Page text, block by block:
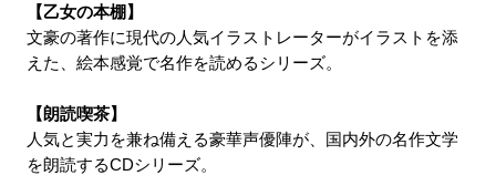
【乙女の本棚】
文豪の著作に現代の人気イラストレーターがイラストを添
えた、絵本感覚で名作を読めるシリーズ。
【朗読喫茶】
人気と実力を兼ね備える豪華声優陣が、国内外の名作文学
を朗読するCDシリーズ。